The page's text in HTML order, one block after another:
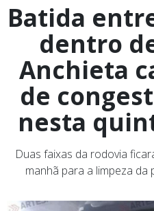
Batida
dentro
Anchieta
de
nesta
Duas faixas da rodovia
manhã para a limpeza da